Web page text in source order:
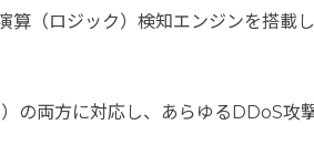
（ロジック）検知エンジンを搭載
両方に対応し、あらゆるDDoS攻撃